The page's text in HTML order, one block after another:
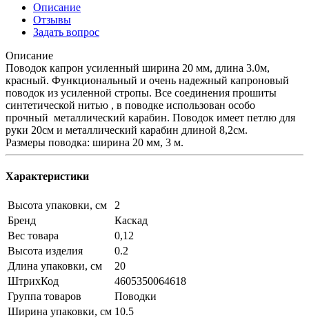
Описание
Отзывы
Задать вопрос
Описание
Поводок капрон усиленный ширина 20 мм, длина 3.0м,
красный. Функциональный и очень надежный капроновый
поводок из усиленной стропы. Все соединения прошиты
синтетической нитью , в поводке использован особо
прочный металлический карабин. Поводок имеет петлю для
руки 20см и металлический карабин длиной 8,2см.
Размеры поводка: ширина 20 мм, 3 м.
Характеристики
Высота упаковки, см
2
Бренд
Каскад
Вес товара
0,12
Высота изделия
0.2
Длина упаковки, см
20
ШтрихКод
4605350064618
Группа товаров
Поводки
Ширина упаковки, см 10.5